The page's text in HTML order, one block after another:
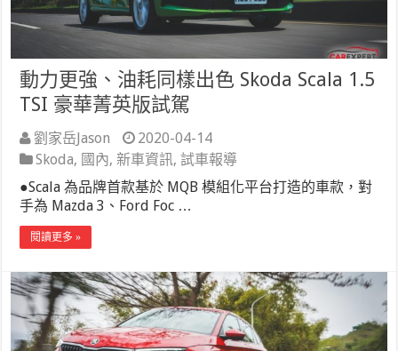
動力更強、油耗同樣出色 Skoda Scala 1.5
TSI 豪華菁英版試駕
劉家岳Jason
2020-04-14
Skoda, 國內,新車資訊,試車報導
●Scala 為品牌首款基於 MQB 模組化平台打造的車款，對
手為 Mazda 3、Ford Foc …
閱讀更多 »